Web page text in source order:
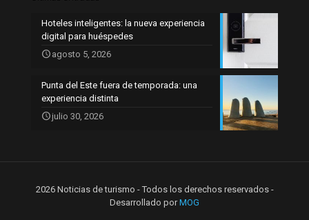
Hoteles inteligentes: la nueva experiencia
digital para huéspedes
agosto 5, 2026
Punta del Este fuera de temporada: una
experiencia distinta
julio 30, 2026
2026 Noticias de turismo - Todos los derechos reservados -
Desarrollado porMOG